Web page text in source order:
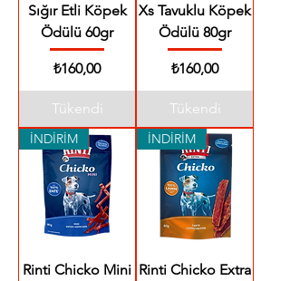
Sığır Etli Köpek
Ödülü 60gr
Fiyat
₺160,00
Tükendi
Xs Tavuklu Köpek
Ödülü 80gr
Fiyat
₺160,00
Tükendi
İNDİRİM
Rinti Chicko Mini
İNDİRİM
Rinti Chicko Extra